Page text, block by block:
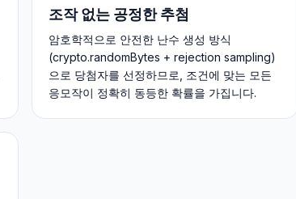
조작 없는 공정한 추첨
암호학적으로 안전한 난수 생성 방식
(crypto.randomBytes + rejection sampling)
으로 당첨자를 선정하므로, 조건에 맞는 모든
응모작이 정확히 동등한 확률을 가집니다.